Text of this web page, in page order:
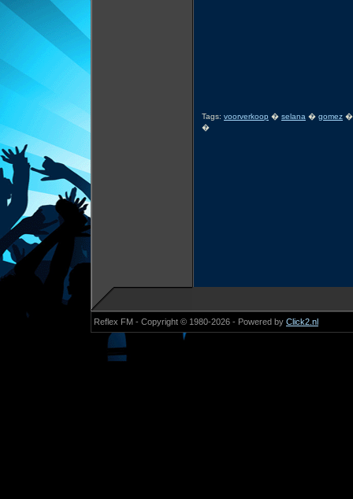
Tags: voorverkoop � selana � gomez
�
Reflex FM - Copyright © 1980-2026 - Powered by Click2.nl